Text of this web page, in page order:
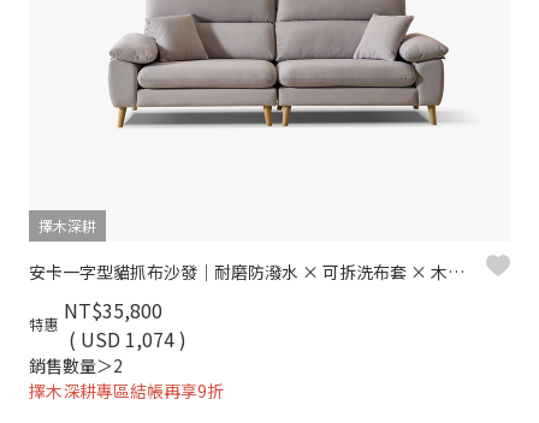
擇木深耕
安卡一字型貓抓布沙發｜耐磨防潑水 × 可拆洗布套 × 木質高腳設計 – 擇木深耕
特惠 NT$35,800
( USD 1,074 )
銷售數量＞2
擇木深耕專區結帳再享9折